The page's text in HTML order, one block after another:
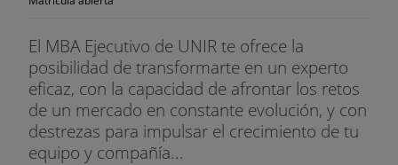
El MBA Ejecutivo de UNIR te ofrece la
posibilidad de transformarte en un experto
eficaz, con la capacidad de afrontar los retos
de un mercado en constante evolución, y con
destrezas para impulsar el crecimiento de tu
equipo y compañía...